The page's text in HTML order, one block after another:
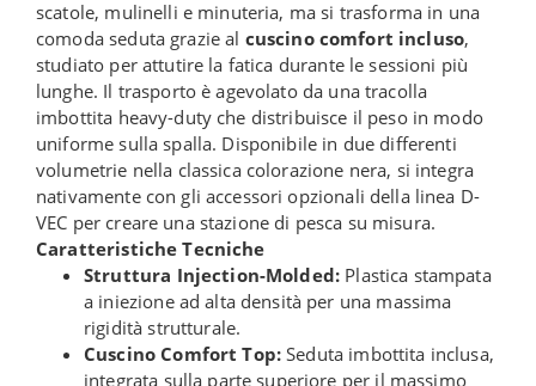
scatole, mulinelli e minuteria, ma si trasforma in una
comoda seduta grazie al cuscino comfort incluso,
studiato per attutire la fatica durante le sessioni più
lunghe. Il trasporto è agevolato da una tracolla
imbottita heavy-duty che distribuisce il peso in modo
uniforme sulla spalla. Disponibile in due differenti
volumetrie nella classica colorazione nera, si integra
nativamente con gli accessori opzionali della linea D-
VEC per creare una stazione di pesca su misura.
Caratteristiche Tecniche
Struttura Injection-Molded: Plastica stampata
a iniezione ad alta densità per una massima
rigidità strutturale.
Cuscino Comfort Top: Seduta imbottita inclusa,
integrata sulla parte superiore per il massimo